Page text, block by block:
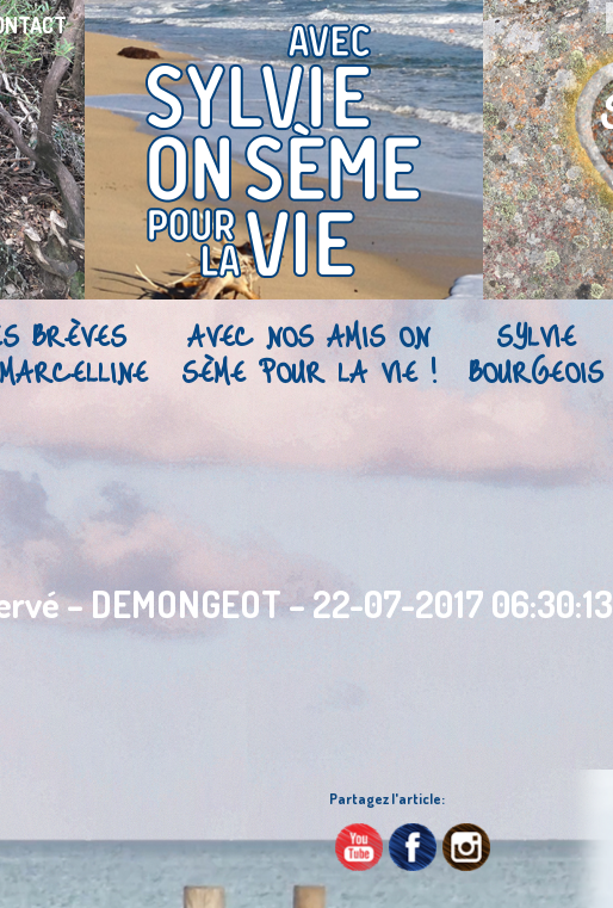
BRÈVES AVEC NOS AMIS ON
SÈME POUR LA VIE !
SYLVIE
BOURGEOIS
– DEMONGEOT – 22-07-2017 06:30:13
Partagez l'article: